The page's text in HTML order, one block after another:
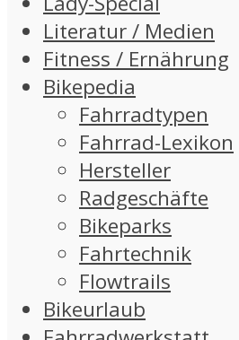
Literatur / Medien
Fitness / Ernährung
Bikepedia
Fahrradtypen
Fahrrad-Lexikon
Hersteller
Radgeschäfte
Bikeparks
Fahrtechnik
Flowtrails
Bikeurlaub